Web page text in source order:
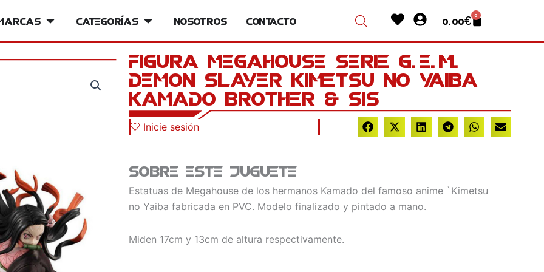
Open MarcasCategorías Open Categorías
Nosotros Contacto HeartUser-
circle
0.00€ 0
Cart
FIGURA MEGAHOUSE SERIE G.E.M.
DEMON SLAYER KIMETSU NO YAIBA
KAMADO BROTHER & SIS
Inicie sesión
Sobre este juguete
Estatuas de Megahouse de los hermanos Kamado del famoso anime `Kimetsu
no Yaiba fabricada en PVC. Modelo finalizado y pintado a mano.
Miden 17cm y 13cm de altura respectivamente.